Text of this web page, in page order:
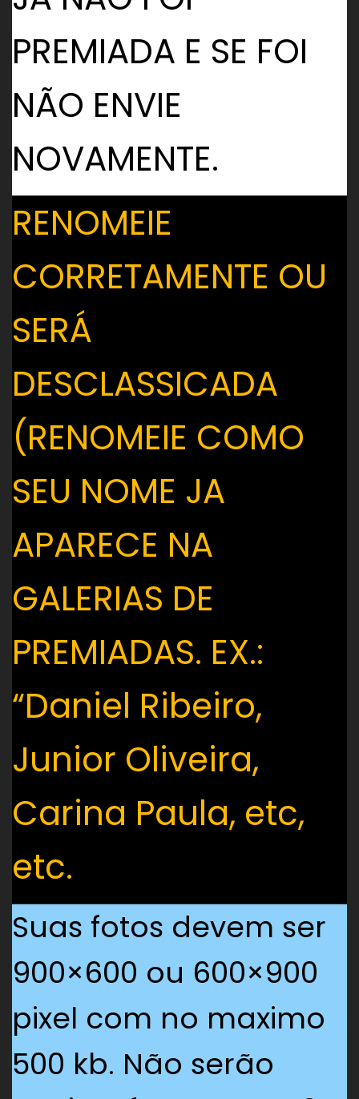
PREMIADA E SE FOI
NÃO ENVIE
NOVAMENTE.
RENOMEIE
CORRETAMENTE OU
SERÁ
DESCLASSICADA
(RENOMEIE COMO
SEU NOME JA
APARECE NA
GALERIAS DE
PREMIADAS. EX.:
“Daniel Ribeiro,
Junior Oliveira,
Carina Paula, etc,
etc.
Suas fotos devem ser
900×600 ou 600×900
pixel com no maximo
500 kb. Não serão